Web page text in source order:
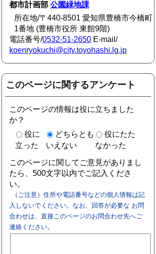
都市計画部公園緑地課
所在地/〒440-8501 愛知県豊橋市今橋町
1番地 (豊橋市役所 東館9階)
電話番号/0532-51-2650 E-mail/
koenryokuchi@city.toyohashi.lg.jp
このページに関するアンケート
このページの情報は役に立ちました
か？
役に
立った
どちらとも
いえない
役にたた
なかった
このページに関してご意見がありまし
たら、500文字以内でご記入くださ
い。
（ご注意）住所や電話番号などの個人情報は記
入しないでください。なお、回答が必要な お問
合わせは、直接このページのお問合わせ先へご
連絡ください。